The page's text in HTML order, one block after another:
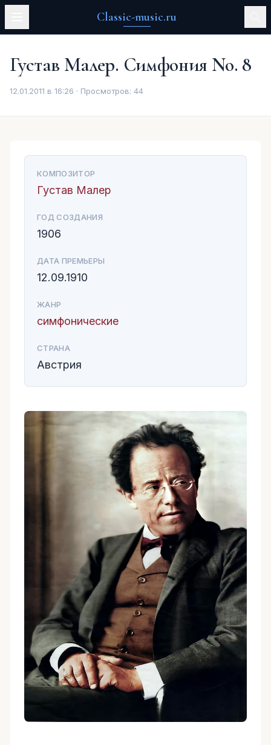
Classic-music.ru
Густав Малер. Симфония No. 8
12.01.2011 в 16:26 · Просмотров: 44
КОМПОЗИТОР
Густав Малер
ГОД СОЗДАНИЯ
1906
ДАТА ПРЕМЬЕРЫ
12.09.1910
ЖАНР
симфонические
СТРАНА
Австрия